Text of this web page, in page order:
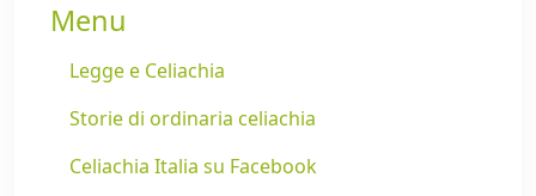
Menu
Legge e Celiachia
Storie di ordinaria celiachia
Celiachia Italia su Facebook